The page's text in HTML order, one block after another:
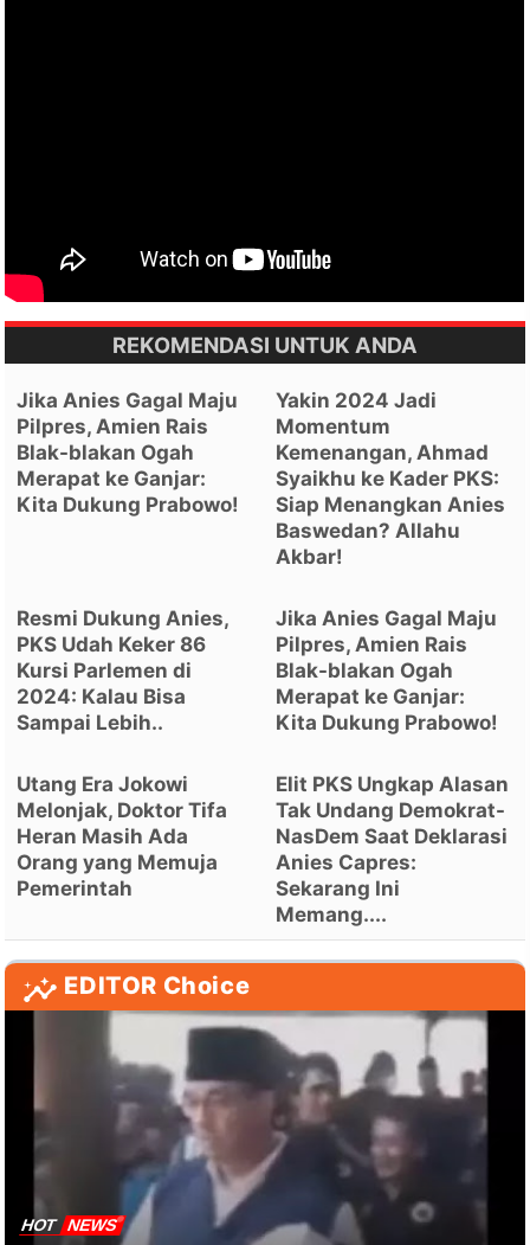
REKOMENDASI UNTUK ANDA
Jika Anies Gagal Maju
Pilpres, Amien Rais
Blak-blakan Ogah
Merapat ke Ganjar:
Kita Dukung Prabowo!
Yakin 2024 Jadi
Momentum
Kemenangan, Ahmad
Syaikhu ke Kader PKS:
Siap Menangkan Anies
Baswedan? Allahu
Akbar!
Resmi Dukung Anies,
PKS Udah Keker 86
Kursi Parlemen di
2024: Kalau Bisa
Sampai Lebih..
Jika Anies Gagal Maju
Pilpres, Amien Rais
Blak-blakan Ogah
Merapat ke Ganjar:
Kita Dukung Prabowo!
Utang Era Jokowi
Melonjak, Doktor Tifa
Heran Masih Ada
Orang yang Memuja
Pemerintah
Elit PKS Ungkap Alasan
Tak Undang Demokrat-
NasDem Saat Deklarasi
Anies Capres:
Sekarang Ini
Memang....
EDITOR Choice
HOT NEWS